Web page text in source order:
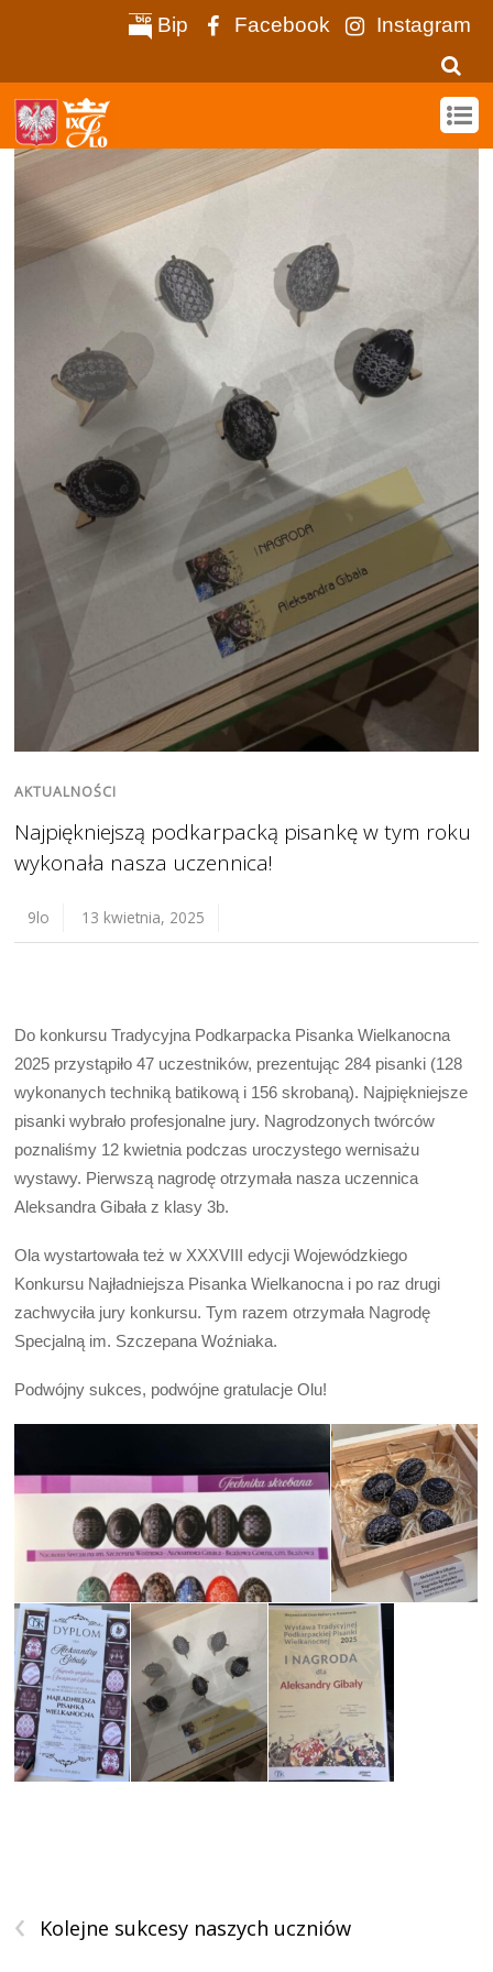
Bip Facebook Instagram
AKTUALNOŚCI
Najpiękniejszą podkarpacką pisankę w tym roku
wykonała nasza uczennica!
9lo 13 kwietnia, 2025
Do konkursu Tradycyjna Podkarpacka Pisanka Wielkanocna
2025 przystąpiło 47 uczestników, prezentując 284 pisanki (128
wykonanych techniką batikową i 156 skrobaną). Najpiękniejsze
pisanki wybrało profesjonalne jury. Nagrodzonych twórców
poznaliśmy 12 kwietnia podczas uroczystego wernisażu
wystawy. Pierwszą nagrodę otrzymała nasza uczennica
Aleksandra Gibała z klasy 3b.
Ola wystartowała też w XXXVIII edycji Wojewódzkiego
Konkursu Najładniejsza Pisanka Wielkanocna i po raz drugi
zachwyciła jury konkursu. Tym razem otrzymała Nagrodę
Specjalną im. Szczepana Woźniaka.
Podwójny sukces, podwójne gratulacje Olu!
‹ Kolejne sukcesy naszych uczniów